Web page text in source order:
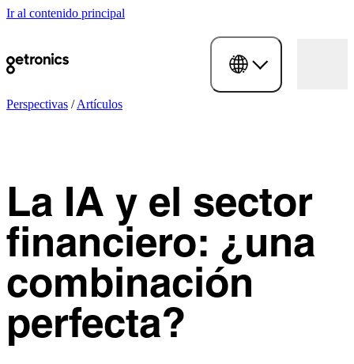
Ir al contenido principal
Perspectivas /Artículos
La IA y el sector
financiero: ¿una
combinación
perfecta?